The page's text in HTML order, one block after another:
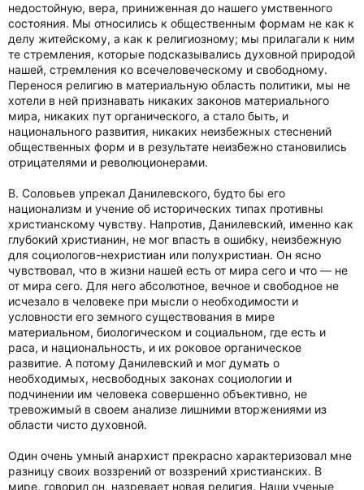
недостойную, вера, приниженная до нашего умственного
состояния. Мы относились к общественным формам не как к
делу житейскому, а как к религиозному; мы прилагали к ним
те стремления, которые подсказывались духовной природой
нашей, стремления ко всечеловеческому и свободному.
Перенося религию в материальную область политики, мы не
хотели в ней признавать никаких законов материального
мира, никаких пут органического, а стало быть, и
национального развития, никаких неизбежных стеснений
общественных форм и в результате неизбежно становились
отрицателями и революционерами.
В. Соловьев упрекал Данилевского, будто бы его
национализм и учение об исторических типах противны
христианскому чувству. Напротив, Данилевский, именно как
глубокий христианин, не мог впасть в ошибку, неизбежную
для социологов-нехристиан или полухристиан. Он ясно
чувствовал, что в жизни нашей есть от мира сего и что — не
от мира сего. Для него абсолютное, вечное и свободное не
исчезало в человеке при мысли о необходимости и
условности его земного существования в мире
материальном, биологическом и социальном, где есть и
раса, и национальность, и их роковое органическое
развитие. А потому Данилевский и мог думать о
необходимых, несвободных законах социологии и
подчинении им человека совершенно объективно, не
тревожимый в своем анализе лишними вторжениями из
области чисто духовной.
Один очень умный анархист прекрасно характеризовал мне
разницу своих воззрений от воззрений христианских. В
мире, говорил он, назревает новая религия. Наши ученые